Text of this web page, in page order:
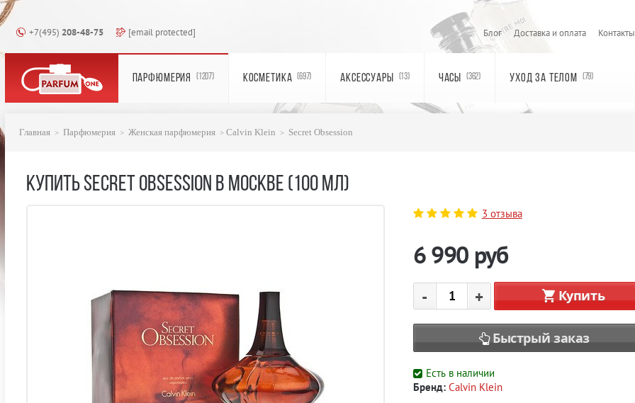
+7(495) 208-48-75 [email protected] Блог Доставка и оплата Контакты
ПАРФЮМЕРИЯ (1207) КОСМЕТИКА (697) АКСЕССУАРЫ (13) ЧАСЫ (362) УХОД ЗА ТЕЛОМ (79)
Главная Парфюмерия Женская парфюмерия Calvin Klein Secret Obsession
КУПИТЬ SECRET OBSESSION В МОСКВЕ (100 МЛ)
3 отзыва
6 990 руб
- + Купить
Быстрый заказ
Есть в наличии
Бренд: Calvin Klein